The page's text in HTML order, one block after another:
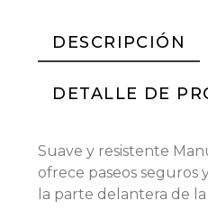
DESCRIPCIÓN
DETALLE DE
Suave y resistente
ofrece paseos seguros
la parte delantera de